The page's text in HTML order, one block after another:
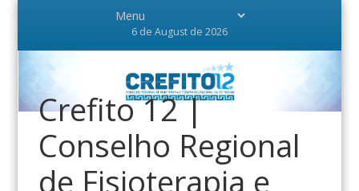
6 de August de 2026
Crefito 12 |
Conselho Regional
de Fisioterapia e